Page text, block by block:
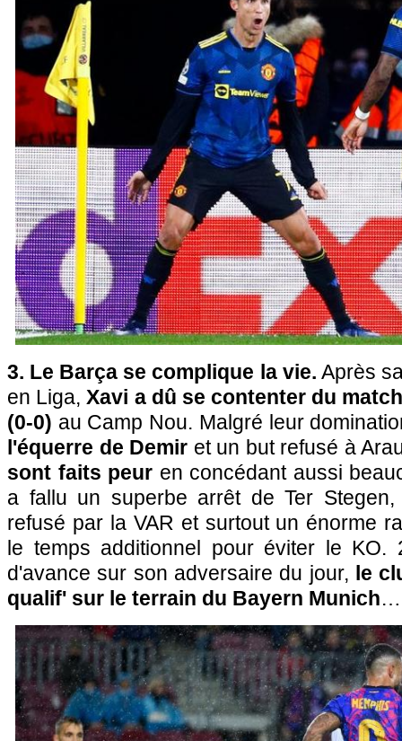
3. Le Barça se complique la vie. Après
en Liga, Xavi a dû se contenter du
(0-0) au Camp Nou. Malgré leur
l'équerre de Demir et un but refusé à
sont faits peur en concédant aussi
a fallu un superbe arrêt de Ter Stegen,
refusé par la VAR et surtout un énorme
le temps additionnel pour éviter le KO.
d'avance sur son adversaire du jour, le
qualif' sur le terrain du Bayern Munich…